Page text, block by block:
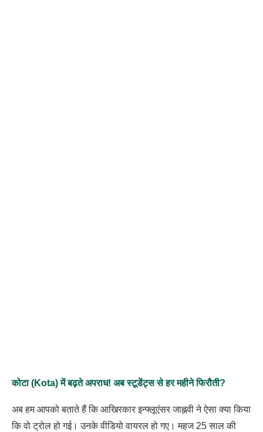
कोटा (Kota) में बढ़ते अपराध! अब स्टूडेंट्स से हर महीने फिरौती?
अब हम आपको बताते हैं कि आखिरकार इन्फ्लूएंसर जाह्नवी ने ऐसा क्या किया
कि वो ट्रोल हो गई। उनके वीडियो वायरल हो गए। महज 25 साल की